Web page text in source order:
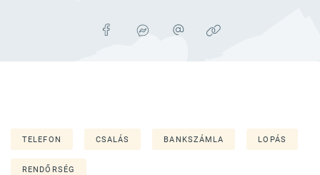
TELEFON CSALÁS BANKSZÁMLA LOPÁS
RENDŐRSÉG